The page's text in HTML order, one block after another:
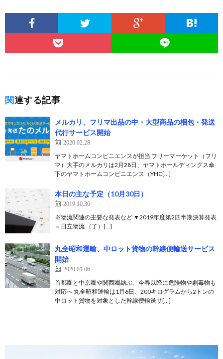
関連する記事
メルカリ、フリマ出品の中・大型商品の梱包・発送
代行サービス開始
2020.02.28
ヤマトホームコンビニエンスが担当 フリーマーケット（フリ
マ）大手のメルカリは2月28日、ヤマトホールディングス傘
下のヤマトホームコンビニエンス（YHC[…]
本日の主な予定（10月30日）
2019.10.30
※物流関連の主要な発表など ▼2019年度第2四半期決算発表
＝日立物流 （了）[…]
丸全昭和運輸、中ロット貨物の幹線便輸送サービス
開始
2020.01.06
首都圏と中京圏や関西圏結ぶ、今春以降に危険物や劇毒物も
対応へ 丸全昭和運輸は1月6日、200キログラムから2トンの
中ロット貨物を対象とした幹線便輸送サ[…]